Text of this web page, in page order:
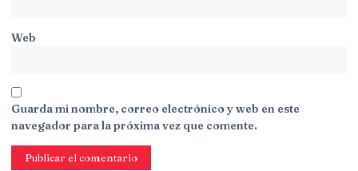
Web
Guarda mi nombre, correo electrónico y web en este
navegador para la próxima vez que comente.